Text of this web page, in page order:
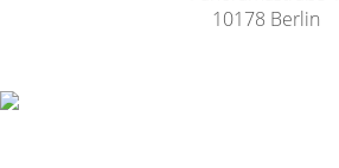
10178 Berlin